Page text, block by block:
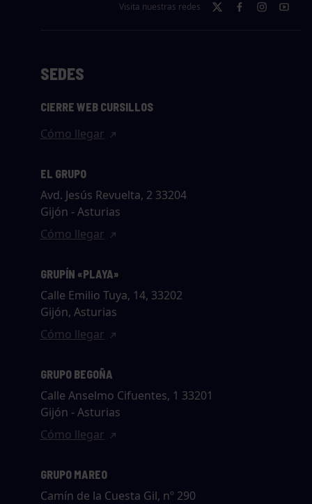
Visita nuestras redes
SEDES
CIERRE WEB CURSILLOS
Cómo llegar
EL GRUPO
Avd. Jesús Revuelta, 2 33204
Gijón - Asturias
Cómo llegar
GRUPÍN «PLAYA»
Calle Emilio Tuya, 14, 33202
Gijón, Asturias
Cómo llegar
GRUPO BEGOÑA
Calle Anselmo Cifuentes, 1 33201
Gijón - Asturias
Cómo llegar
GRUPO MAREO
Camín de la Cuesta Gil, nº 290